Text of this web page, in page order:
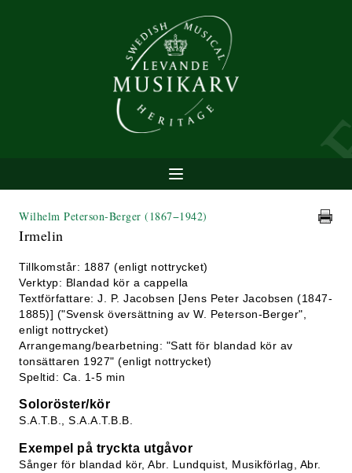
Wilhelm Peterson-Berger (1867−1942)
Irmelin
Tillkomstår: 1887 (enligt nottrycket)
Verktyp: Blandad kör a cappella
Textförfattare: J. P. Jacobsen [Jens Peter Jacobsen (1847-
1885)] ("Svensk översättning av W. Peterson-Berger",
enligt nottrycket)
Arrangemang/bearbetning: "Satt för blandad kör av
tonsättaren 1927" (enligt nottrycket)
Speltid: Ca. 1-5 min
Soloröster/kör
S.A.T.B., S.A.A.T.B.B.
Exempel på tryckta utgåvor
Sånger för blandad kör, Abr. Lundquist, Musikförlag, Abr.